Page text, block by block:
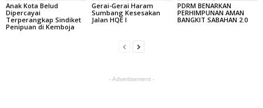
Anak Kota Belud
Dipercayai
Terperangkap Sindiket
Penipuan di Kemboja
Gerai-Gerai Haram
Sumbang Kesesakan
Jalan HQE I
PDRM BENARKAN
PERHIMPUNAN AMAN
BANGKIT SABAHAN 2.0
- Advertisement -